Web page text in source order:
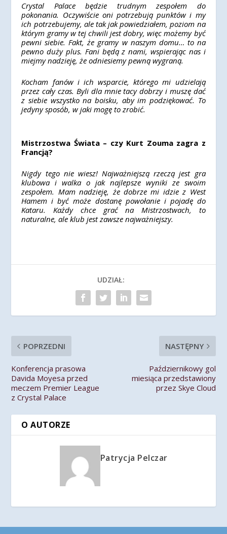
Crystal Palace będzie trudnym zespołem do
pokonania. Oczywiście oni potrzebują punktów i my
ich potrzebujemy, ale tak jak powiedziałem, poziom na
którym gramy w tej chwili jest dobry, więc możemy być
pewni siebie. Fakt, że gramy w naszym domu… to na
pewno duży plus. Fani będą z nami, wspierając nas i
miejmy nadzieję, że odniesiemy pewną wygraną.
Kocham fanów i ich wsparcie, którego mi udzielają
przez cały czas. Byli dla mnie tacy dobrzy i muszę dać
z siebie wszystko na boisku, aby im podziękować. To
jedyny sposób, w jaki mogę to zrobić.
Mistrzostwa Świata – czy Kurt Zouma zagra z
Francją?
Nigdy tego nie wiesz! Najważniejszą rzeczą jest gra
klubowa i walka o jak najlepsze wyniki ze swoim
zespołem. Mam nadzieję, że dobrze mi idzie z West
Hamem i być może dostanę powołanie i pojadę do
Kataru. Każdy chce grać na Mistrzostwach, to
naturalne, ale klub jest zawsze najważniejszy.
UDZIAŁ:
POPRZEDNI
Konferencja prasowa
Davida Moyesa przed
meczem Premier League
z Crystal Palace
NASTĘPNY
Październikowy gol
miesiąca przedstawiony
przez Skye Cloud
O AUTORZE
Patrycja Pelczar